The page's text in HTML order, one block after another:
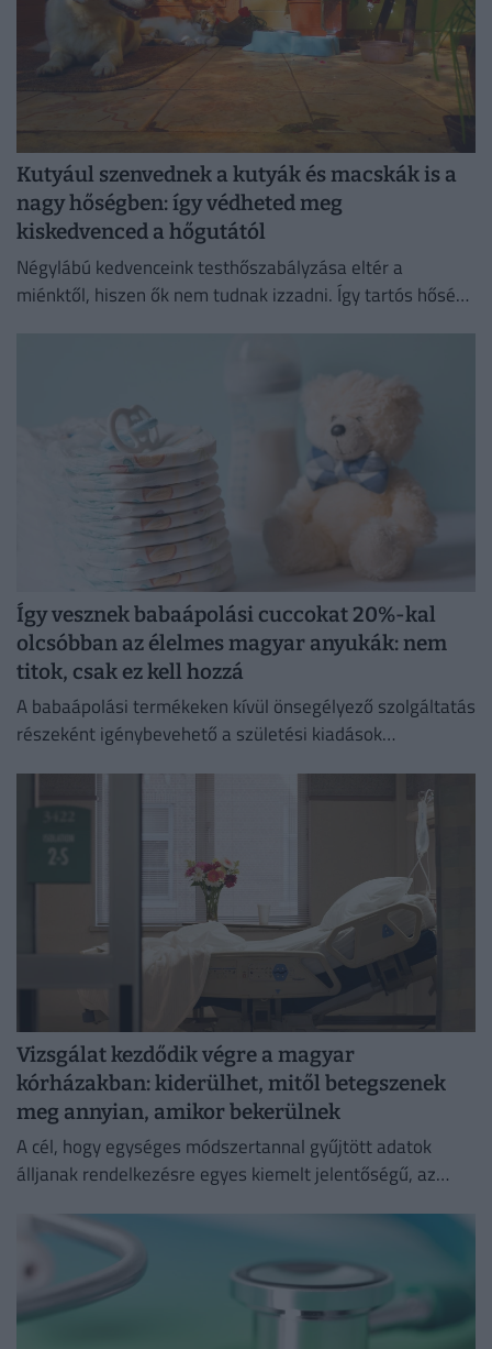
Kutyául szenvednek a kutyák és macskák is a
nagy hőségben: így védheted meg
kiskedvenced a hőgutától
Négylábú kedvenceink testhőszabályzása eltér a
miénktől, hiszen ők nem tudnak izzadni. Így tartós hőség
Így vesznek babaápolási cuccokat 20%-kal
olcsóbban az élelmes magyar anyukák: nem
titok, csak ez kell hozzá
A babaápolási termékeken kívül önsegélyező szolgáltatás
részeként igénybevehető a születési kiadások
Vizsgálat kezdődik végre a magyar
kórházakban: kiderülhet, mitől betegszenek
meg annyian, amikor bekerülnek
A cél, hogy egységes módszertannal gyűjtött adatok
álljanak rendelkezésre egyes kiemelt jelentőségű, az